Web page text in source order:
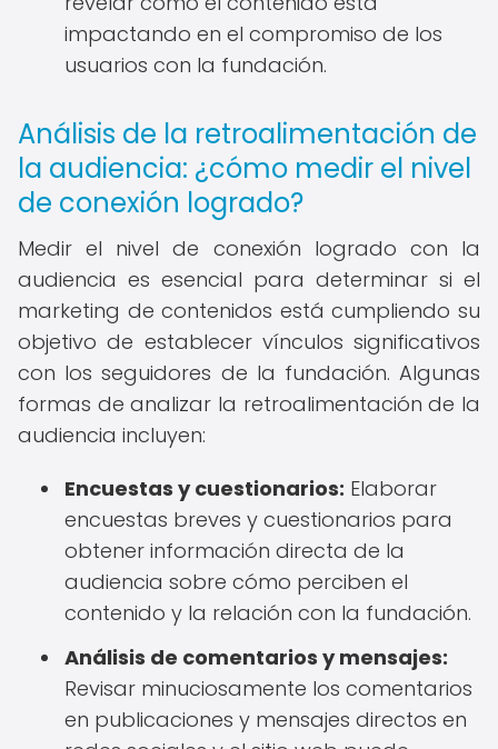
impactando en el compromiso de los
usuarios con la fundación.
Análisis de la retroalimentación de
la audiencia: ¿cómo medir el nivel
de conexión logrado?
Medir el nivel de conexión logrado con la
audiencia es esencial para determinar si el
marketing de contenidos está cumpliendo su
objetivo de establecer vínculos significativos
con los seguidores de la fundación. Algunas
formas de analizar la retroalimentación de la
audiencia incluyen:
Encuestas y cuestionarios: Elaborar
encuestas breves y cuestionarios para
obtener información directa de la
audiencia sobre cómo perciben el
contenido y la relación con la fundación.
Análisis de comentarios y mensajes:
Revisar minuciosamente los comentarios
en publicaciones y mensajes directos en